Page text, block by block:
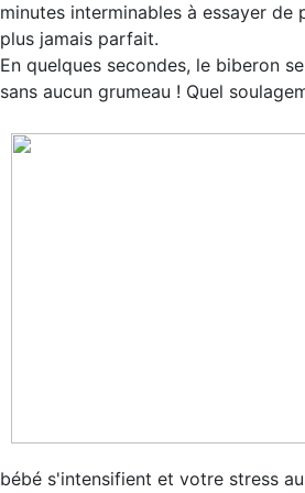
minutes interminables à essayer de
plus jamais parfait.
En quelques secondes, le biberon
sans aucun grumeau ! Quel
bébé s'intensifient et votre stress